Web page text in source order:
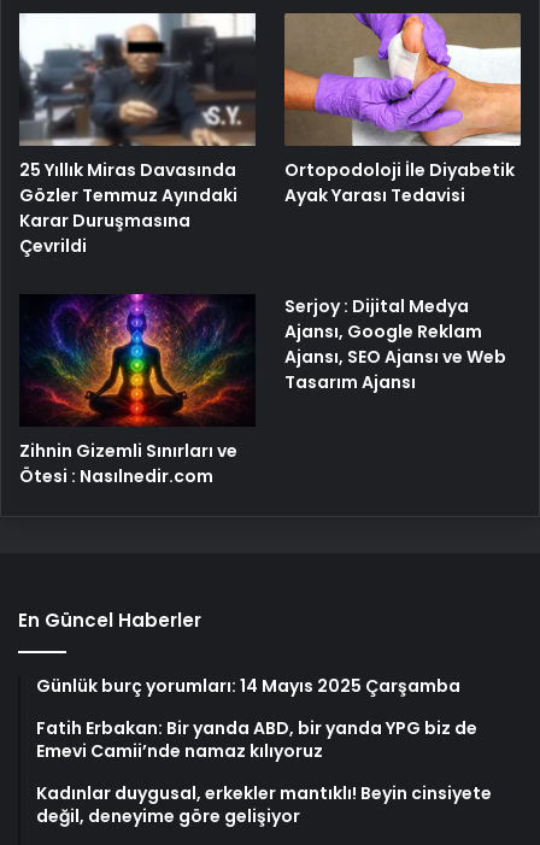
25 Yıllık Miras Davasında
Gözler Temmuz Ayındaki
Karar Duruşmasına
Çevrildi
Ortopodoloji İle Diyabetik
Ayak Yarası Tedavisi
Zihnin Gizemli Sınırları ve
Ötesi : Nasılnedir.com
Serjoy : Dijital Medya
Ajansı, Google Reklam
Ajansı, SEO Ajansı ve Web
Tasarım Ajansı
En Güncel Haberler
Günlük burç yorumları: 14 Mayıs 2025 Çarşamba
Fatih Erbakan: Bir yanda ABD, bir yanda YPG biz de
Emevi Camii’nde namaz kılıyoruz
Kadınlar duygusal, erkekler mantıklı! Beyin cinsiyete
değil, deneyime göre gelişiyor